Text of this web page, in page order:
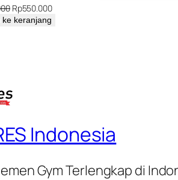
Harga
aslinya
Rp550.000Harga
ke keranjang
Indonesia
Gym Terlengkap di